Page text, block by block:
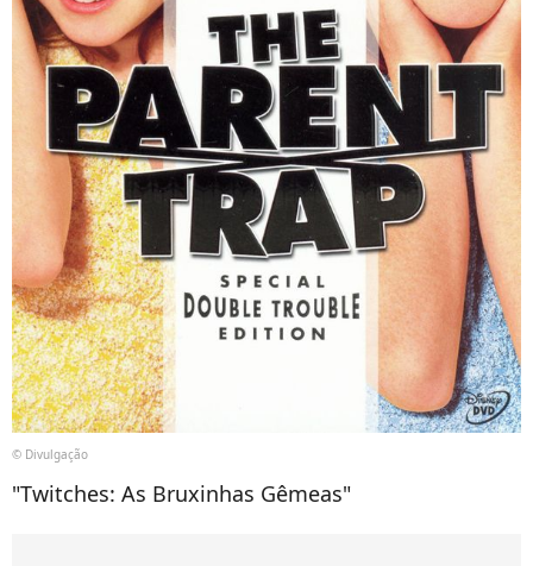
© Divulgação
"Twitches: As Bruxinhas Gêmeas"